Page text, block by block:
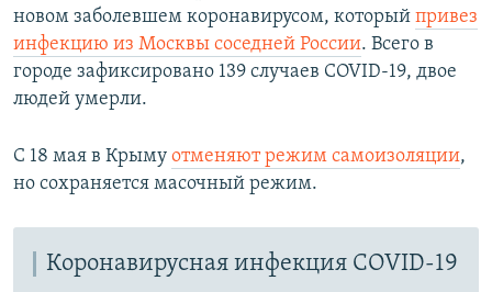
новом заболевшем коронавирусом, который привез
инфекцию из Москвы соседней России. Всего в
городе зафиксировано 139 случаев COVID-19, двое
людей умерли.
С 18 мая в Крыму отменяют режим самоизоляции,
но сохраняется масочный режим.
Коронавирусная инфекция COVID-19